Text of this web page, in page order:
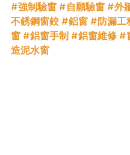
#強制驗窗 #自願驗窗 #外
不銹鋼窗鉸 #鋁窗 #防漏工
窗 #鋁窗手制 #鋁窗維修 #
造泥水窗